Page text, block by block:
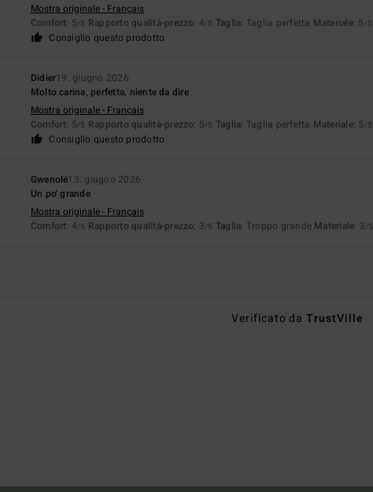
Mostra originale - Français
Comfort: 5/5 Rapporto qualità-prezzo: 4/5 Taglia: Taglia perfetta Materiale: 5 /5
Consiglio questo prodotto
Didier19. giugno 2026
Molto carina, perfetta, niente da dire
Mostra originale - Français
Comfort: 5/5 Rapporto qualità-prezzo: 5/5 Taglia: Taglia perfetta Materiale: 5 /5
Consiglio questo prodotto
Gwenolé13. giugno 2026
Un po' grande
Mostra originale - Français
Comfort: 4/5 Rapporto qualità-prezzo: 3/5 Taglia: Troppo grande Materiale: 3/5
Verificato daTrustVille